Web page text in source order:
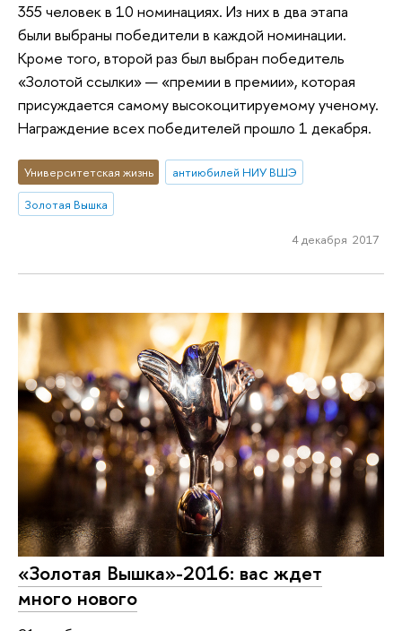
355 человек в 10 номинациях. Из них в два этапа
были выбраны победители в каждой номинации.
Кроме того, второй раз был выбран победитель
«Золотой ссылки» — «премии в премии», которая
присуждается самому высокоцитируемому ученому.
Награждение всех победителей прошло 1 декабря.
Университетская жизнь
антиюбилей НИУ ВШЭ
Золотая Вышка
4 декабря 2017
«Золотая Вышка»-2016: вас ждет
много нового